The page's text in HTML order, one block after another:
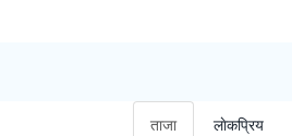
ताजा लाेकप्रिय